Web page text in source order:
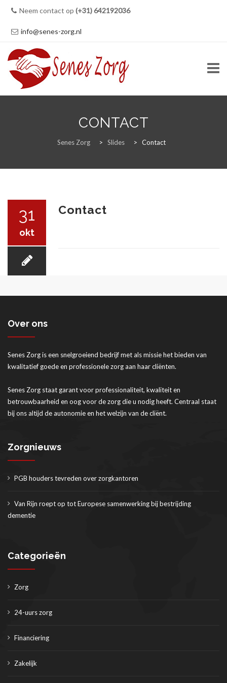
Neem contact op (+31) 642192036
info@senes-zorg.nl
24-UURS ZORG
FINANCIERING
ZAKELIJK
ZORGNIEUWS
CONTACT
CONTACT
Senes Zorg > Slides > Contact
31
okt
Contact
Over ons
Senes Zorg is een snelgroeiend bedrijf met als missie het bieden van
kwalitatief goede en professionele zorg aan haar cliënten.
Senes Zorg staat garant voor professionaliteit, kwaliteit en
betrouwbaarheid en oog voor de zorg die u nodig heeft. Centraal staat
bij ons altijd de autonomie en het welzijn van de cliënt.
Zorgnieuws
PGB houders tevreden over zorgkantoren
Van Rijn roept op tot Europese samenwerking bij bestrijding
dementie
Categorieën
Zorg
24-uurs zorg
Financiering
Zakelijk